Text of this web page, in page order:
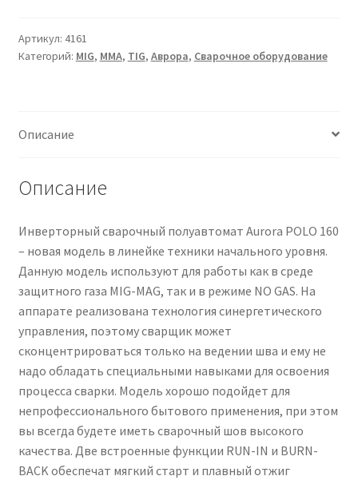
ПОЛУАВТОМАТ
AURORA
Артикул: 4161
Категорий: MIG, MMA, TIG, Аврора, Сварочное оборудование
Описание
Описание
Инверторный сварочный полуавтомат Aurora POLO 160
– новая модель в линейке техники начального уровня.
Данную модель используют для работы как в среде
защитного газа MIG-MAG, так и в режиме NO GAS. На
аппарате реализована технология синергетического
управления, поэтому сварщик может
сконцентрироваться только на ведении шва и ему не
надо обладать специальными навыками для освоения
процесса сварки. Модель хорошо подойдет для
непрофессионального бытового применения, при этом
вы всегда будете иметь сварочный шов высокого
качества. Две встроенные функции RUN-IN и BURN-
BACK обеспечат мягкий старт и плавный отжиг